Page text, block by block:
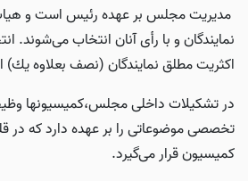
مدیریت‌ مجلس‌ بر عهده‌ رئیس‌ است‌ و
نمایندگان‌ و با رأی‌ آنان‌ انتخاب
اكثریت‌ مطلق‌ نمایندگان‌ (نصف‌ بعلاوه‌
در تشكیلات‌ داخلی‌ مجلس‌،كمیسیونها
تخصصی‌ موضوعاتی‌ را بر عهده‌ دارد كه‌ در
كمیسیون‌ قرار می‌گیرد.